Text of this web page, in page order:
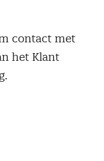
contact met
het Klant